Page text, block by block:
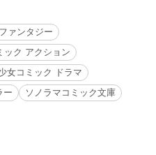
ファンタジー
ック アクション
女コミック ドラマ
ー
ソノラマコミック文庫